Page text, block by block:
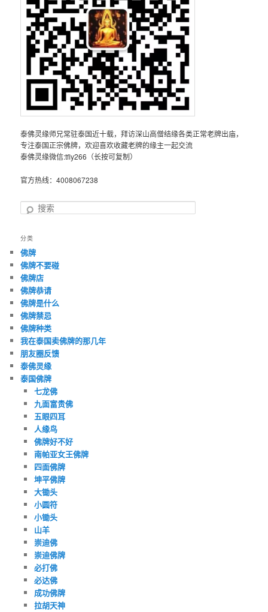
泰佛灵缘师兄常驻泰国近十载，拜访深山高僧结缘各类正常老牌出庙，
专注泰国正宗佛牌，欢迎喜欢收藏老牌的缘主一起交流
泰佛灵缘微信:tfly266（长按可复制）
官方热线：4008067238
搜
分类
佛牌
佛牌不要碰
佛牌店
佛牌恭请
佛牌是什么
佛牌禁忌
佛牌种类
我在泰国卖佛牌的那几年
朋友圈反馈
泰佛灵缘
泰国佛牌
七龙佛
九面富贵佛
五眼四耳
人缘鸟
佛牌好不好
南帕亚女王佛牌
四面佛牌
坤平佛牌
大锄头
小圆符
小锄头
山羊
崇迪佛
崇迪佛牌
必打佛
必达佛
成功佛牌
拉胡天神